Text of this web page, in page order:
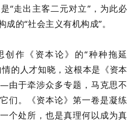
“走出主客二元对立”，为此必
的“社会主义有机构成”。
作《资本论》的“种种拖延
的人才知晓，这根本是《资本
于牵涉众多专题，马克思不
们。《资本论》第一卷是凝练
个处所，也是真理何以成为真